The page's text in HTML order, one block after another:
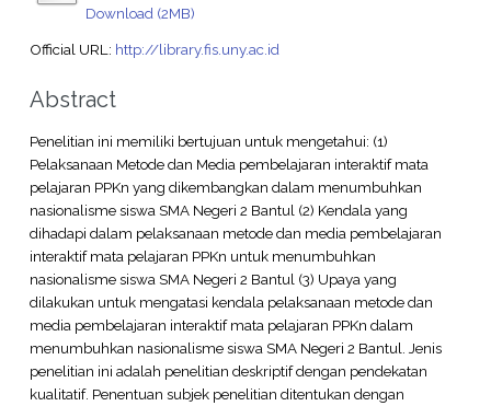
Download (2MB)
Official URL: http://library.fis.uny.ac.id
Abstract
Penelitian ini memiliki bertujuan untuk mengetahui: (1)
Pelaksanaan Metode dan Media pembelajaran interaktif mata
pelajaran PPKn yang dikembangkan dalam menumbuhkan
nasionalisme siswa SMA Negeri 2 Bantul (2) Kendala yang
dihadapi dalam pelaksanaan metode dan media pembelajaran
interaktif mata pelajaran PPKn untuk menumbuhkan
nasionalisme siswa SMA Negeri 2 Bantul (3) Upaya yang
dilakukan untuk mengatasi kendala pelaksanaan metode dan
media pembelajaran interaktif mata pelajaran PPKn dalam
menumbuhkan nasionalisme siswa SMA Negeri 2 Bantul. Jenis
penelitian ini adalah penelitian deskriptif dengan pendekatan
kualitatif. Penentuan subjek penelitian ditentukan dengan